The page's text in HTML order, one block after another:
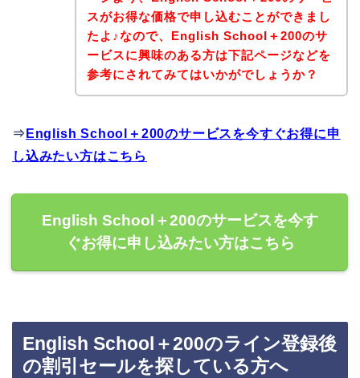
スがお得な価格で申し込むことができまし
たよ♪なので、English School＋200のサ
ービスに興味のある方は下記ページなどを
参考にされてみてはいかがでしょうか？
⇒ English School＋200のサービスを今すぐお得に申
し込みたい方はこちら
English School＋200のサービスを今す
ぐお得に申し込みたい方はこちら
English School＋200のライン登録後
の割引セールを探している方へ